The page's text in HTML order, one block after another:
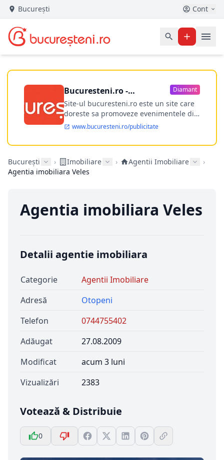
București Cont
Bucuresteni.ro -
publicitate online
Diamant
Site-ul bucuresteni.ro este un site care
doreste sa promoveze evenimentele din
Bucuresti si nu numai, sa puna la
dispozitia utilizatorului cea mai
performanta harta electronica a
ofere posibilitatea firmel...
www.bucuresteni.ro/publicitate
București › Imobiliare › Agentii Imobiliare
›
Agentia imobiliara Veles
Agentia imobiliara Veles
Detalii agentie imobiliara
Categorie
Agentii Imobiliare
Adresă
Otopeni
Telefon
0744755402
Adăugat
27.08.2009
Modificat
acum 3 luni
Vizualizări
2383
Votează & Distribuie
0